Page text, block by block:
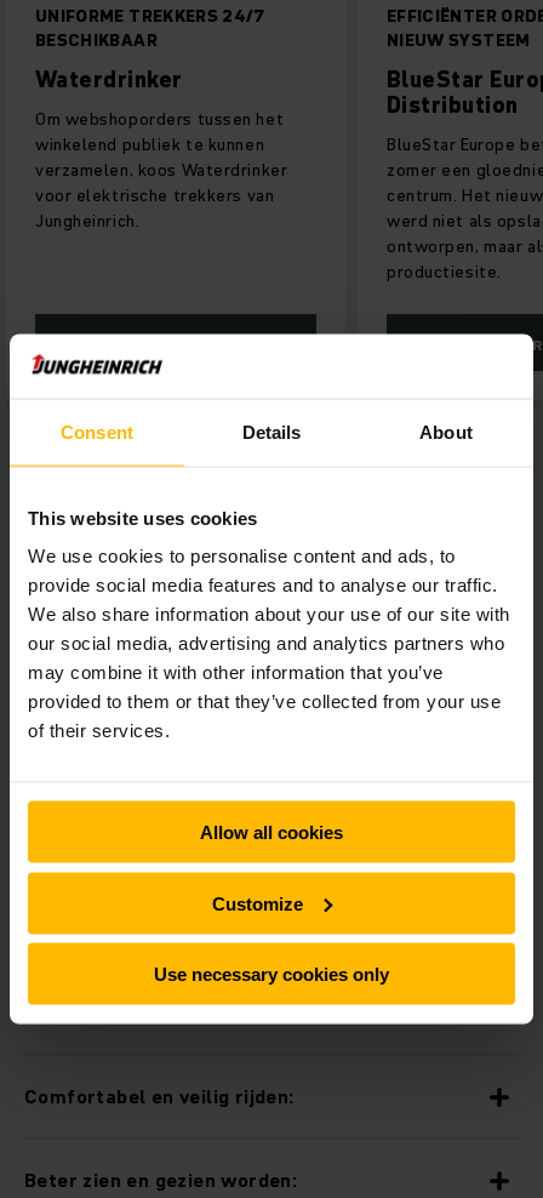
Consent Details About
This website uses cookies
We use cookies to personalise content and ads, to
provide social media features and to analyse our traffic.
We also share information about your use of our site with
our social media, advertising and analytics partners who
may combine it with other information that you’ve
provided to them or that they’ve collected from your use
of their services.
Allow all cookies
Customize
Use necessary cookies only
24/7
tussen het
te kunnen
Waterdrinker
trekkers van
EFFICIËNTER ORDERPICKEN MET
BlueStar Europe
BlueStar Europe betrok afgelopen
zomer een gloednieuw logistiek
centrum. Het nieuwe onderkomen
werd niet als opslagplaats
ontworpen, maar als
Features
Intelligente besturing en geavanceerde
aandrijftechniek:
Langere inzetduur met loodzuur accu
Verkrijgbaar met lithium-ion technologie:
Comfortabel laadsysteem (optie) voor lithium-
ion accu’s
Comfortabel en veilig rijden:
Beter zien en gezien worden: